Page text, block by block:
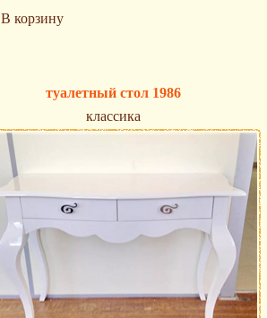
В корзину
туалетный стол 1986
классика